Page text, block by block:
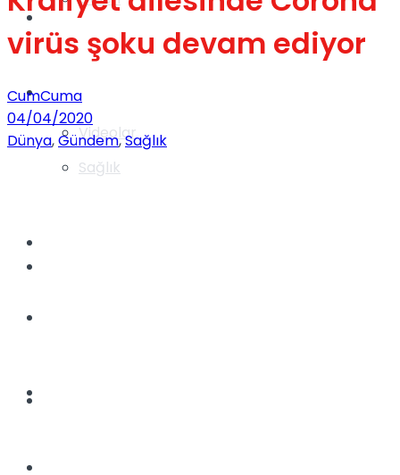
Videolar
Gündem
Yaşam
Sağlık
virüs şoku devam ediyor
CumCuma
04/04/2020
Dünya,Gündem,Sağlık